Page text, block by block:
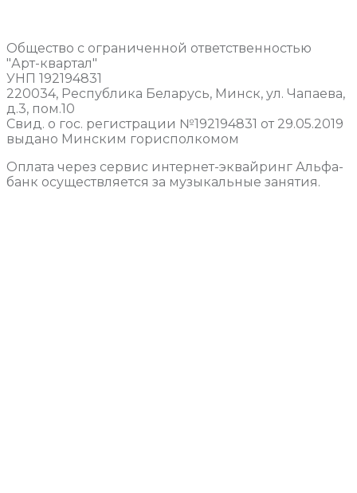
Общество с ограниченной ответственностью
"Арт-квартал"
УНП 192194831
220034, Республика Беларусь, Минск, ул. Чапаева,
д.3, пом.10
Свид. о гос. регистрации №192194831 от 29.05.2019
выдано Минским горисполкомом
Оплата через сервис интернет-эквайринг Альфа-
банк осуществляется за музыкальные занятия.